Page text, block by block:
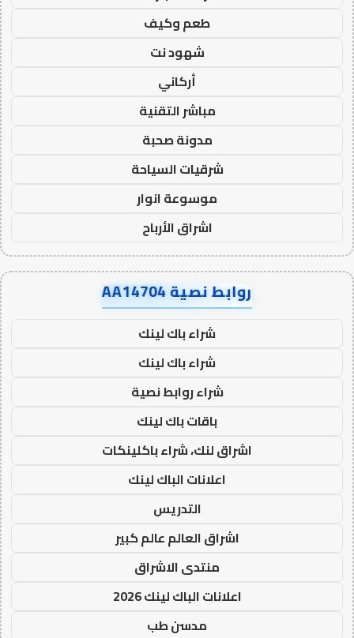
طعم وكيف
شهود نت
أركاني
مباشر التقنية
مدونة صحبة
شرقيات السياحة
موسوعة انوار
اشراق الأرباح
روابط نصية AA14704
شراء باك لينك
شراء باك لينك
شراء روابط نصية
باقات باك لينك
اشراق لنك، شراء باكلينكات
اعلانات الباك لينك
التدريس
اشراق العالم عالم كبير
منتدى الاشراق
اعلانات الباك لينك 2026
مدسن طب